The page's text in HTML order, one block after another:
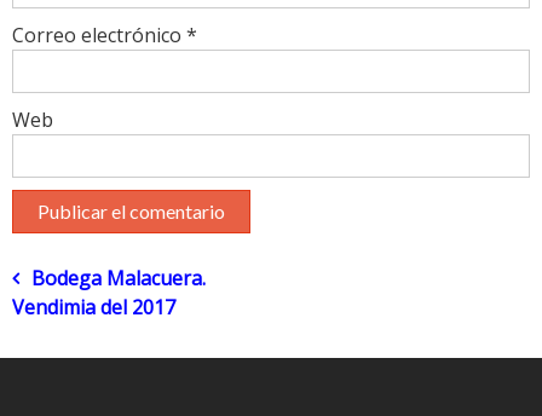
Correo electrónico *
Web
Navegación
Bodega Malacuera.
Vendimia del 2017